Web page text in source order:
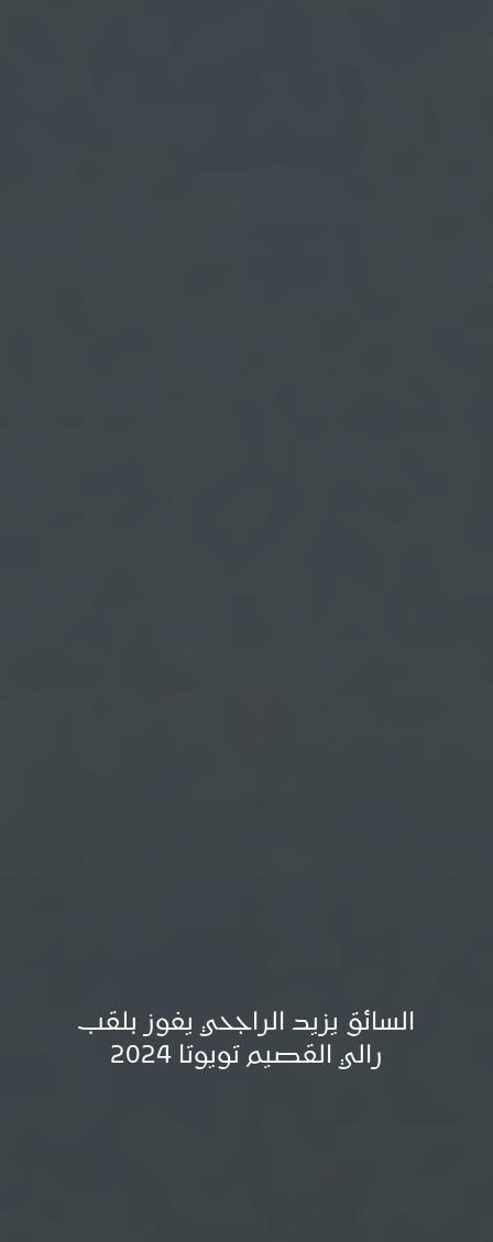
السائق يزيد الراجحي يفوز بلقب
رالي القصيم تويوتا 2024